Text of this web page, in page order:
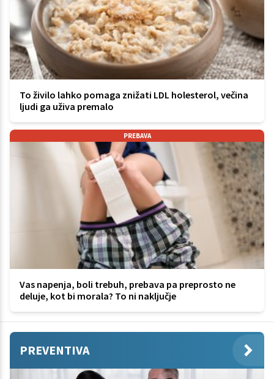
To živilo lahko pomaga znižati LDL holesterol, večina
ljudi ga uživa premalo
PREBAVA
Vas napenja, boli trebuh, prebava pa preprosto ne
deluje, kot bi morala? To ni naključje
PREVENTIVA